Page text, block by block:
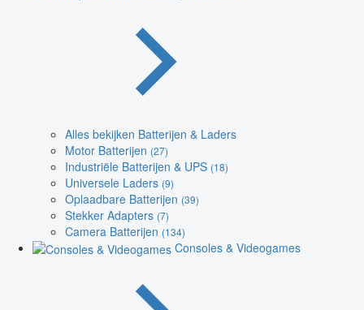
Alles bekijken Batterijen & Laders
Motor Batterijen (27)
Industriële Batterijen & UPS (18)
Universele Laders (9)
Oplaadbare Batterijen (39)
Stekker Adapters (7)
Camera Batterijen (134)
Consoles & Videogames